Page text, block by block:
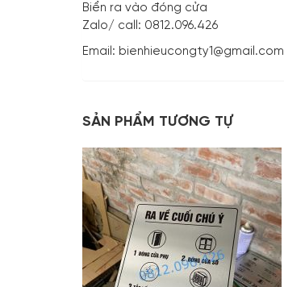
Biển ra vào đóng cửa
Zalo/ call: 0812.096.426
Email: bienhieucongty1@gmail.com
SẢN PHẨM TƯƠNG TỰ